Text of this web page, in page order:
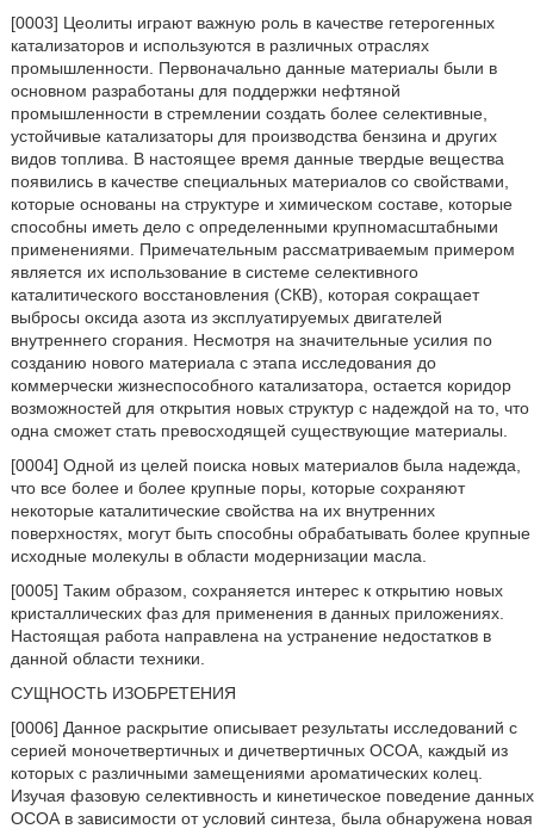
[0003] Цеолиты играют важную роль в качестве гетерогенных
катализаторов и используются в различных отраслях
промышленности. Первоначально данные материалы были в
основном разработаны для поддержки нефтяной
промышленности в стремлении создать более селективные,
устойчивые катализаторы для производства бензина и других
видов топлива. В настоящее время данные твердые вещества
появились в качестве специальных материалов со свойствами,
которые основаны на структуре и химическом составе, которые
способны иметь дело с определенными крупномасштабными
применениями. Примечательным рассматриваемым примером
является их использование в системе селективного
каталитического восстановления (СКВ), которая сокращает
выбросы оксида азота из эксплуатируемых двигателей
внутреннего сгорания. Несмотря на значительные усилия по
созданию нового материала с этапа исследования до
коммерчески жизнеспособного катализатора, остается коридор
возможностей для открытия новых структур с надеждой на то, что
одна сможет стать превосходящей существующие материалы.
[0004] Одной из целей поиска новых материалов была надежда,
что все более и более крупные поры, которые сохраняют
некоторые каталитические свойства на их внутренних
поверхностях, могут быть способны обрабатывать более крупные
исходные молекулы в области модернизации масла.
[0005] Таким образом, сохраняется интерес к открытию новых
кристаллических фаз для применения в данных приложениях.
Настоящая работа направлена на устранение недостатков в
данной области техники.
СУЩНОСТЬ ИЗОБРЕТЕНИЯ
[0006] Данное раскрытие описывает результаты исследований с
серией моночетвертичных и дичетвертичных ОСОА, каждый из
которых с различными замещениями ароматических колец.
Изучая фазовую селективность и кинетическое поведение данных
ОСОА в зависимости от условий синтеза, была обнаружена новая